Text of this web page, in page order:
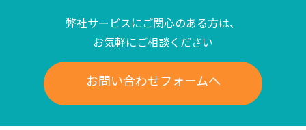
弊社サービスにご関心のある方は、
お気軽にご相談ください
お問い合わせフォームへ